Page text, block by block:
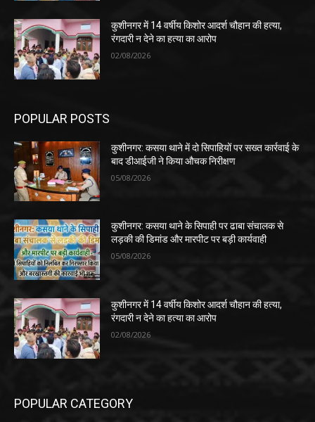
कुशीनगर में 14 वर्षीय किशोर आदर्श चौहान की हत्या,
रंगदारी न देने का हत्या का आरोप
02/08/2026
POPULAR POSTS
कुशीनगर: कसया थाने में दो सिपाहियों पर सख्त कार्रवाई के
बाद डीआईजी ने किया औचक निरीक्षण
05/08/2026
कुशीनगर: कसया थाने के सिपाही पर ढाबा संचालक से
लड़की की डिमांड और मारपीट पर बड़ी कार्यवाही
05/08/2026
कुशीनगर में 14 वर्षीय किशोर आदर्श चौहान की हत्या,
रंगदारी न देने का हत्या का आरोप
02/08/2026
POPULAR CATEGORY